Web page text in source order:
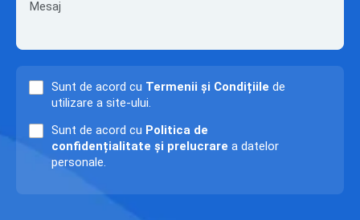
Sunt de acord cu Termenii și Condițiile de
utilizare a site-ului.
Sunt de acord cu Politica de
confidențialitate și prelucrare a datelor
personale.